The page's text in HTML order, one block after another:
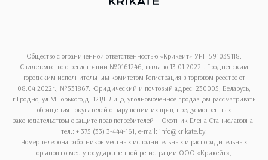
Общество с ограниченной ответственностью «Крикейт» УНП 591039118.
Свидетельство о регистрации №0161246, выдано 13.01.2022г. Гродненским
городским исполнительным комитетом Регистрация в торговом реестре от
08.04.2022г., №531867. Юридический и почтовый адрес: 230005, Беларусь,
г.Гродно, ул.М.Горького,д. 121Д. Лицо, уполномоченное продавцом рассматривать
обращения покупателей о нарушении их прав, предусмотренных
законодательством о защите прав потребителей — Охотник Елена Станиславовна,
тел.: + 375 (33) 3-444-161, e-mail: info@krikate.by.
Номер телефона работников местных исполнительных и распорядительных
органов по месту государственной регистрации ООО «Крикейт»,